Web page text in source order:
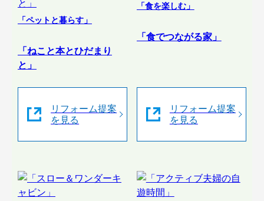
「ペットと暮らす」
「ねこと本とひだまり
と」
リフォーム提案
を見る
「食を楽しむ」
「食でつながる家」
リフォーム提案
を見る